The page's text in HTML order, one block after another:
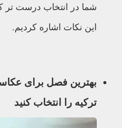
شما در انتخاب درست تر
این نکات اشاره کردیم.
بهترین فصل برای
ترکیه را انتخاب کنید